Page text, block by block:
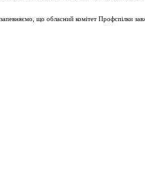
що обласний комітет Профспілки